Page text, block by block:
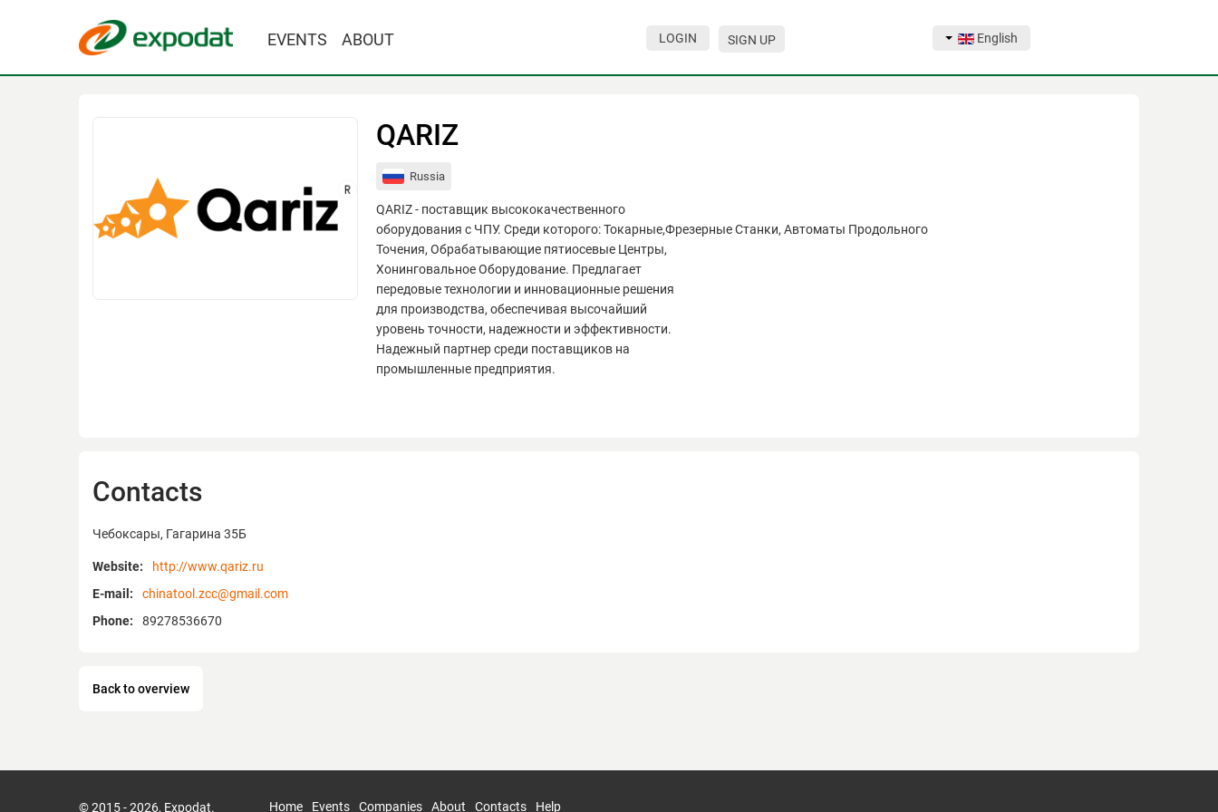
EVENTS ABOUT LOGIN SIGN UP English
QARIZ
Russia
QARIZ - поставщик высококачественного
оборудования с ЧПУ. Среди которого: Токарные,Фрезерные Станки, Автоматы Продольного
Точения, Обрабатывающие пятиосевые Центры,
Хонинговальное Оборудование. Предлагает
передовые технологии и инновационные решения
для производства, обеспечивая высочайший
уровень точности, надежности и эффективности.
Надежный партнер среди поставщиков на
промышленные предприятия.
Contacts
Чебоксары, Гагарина 35Б
Website:
http://www.qariz.ru
E-mail:
chinatool.zcc@gmail.com
Phone:
89278536670
Back to overview
© 2015 - 2026, Expodat. Home Events Companies About Contacts Help